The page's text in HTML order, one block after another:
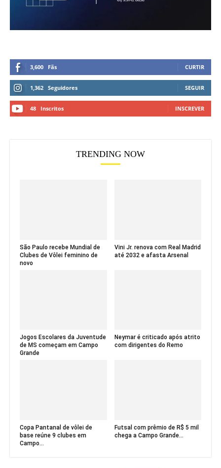
3,600 Fãs CURTIR
1,362 Seguidores SEGUIR
48 Inscritos INSCREVER
TRENDING NOW
São Paulo recebe Mundial de
Clubes de Vôlei feminino de
novo
Vini Jr. renova com Real Madrid
até 2032 e afasta Arsenal
Jogos Escolares da Juventude
de MS começam em Campo
Grande
Neymar é criticado após atrito
com dirigentes do Remo
Copa Pantanal de vôlei de
base reúne 9 clubes em
Campo...
Futsal com prêmio de R$ 5 mil
chega a Campo Grande...